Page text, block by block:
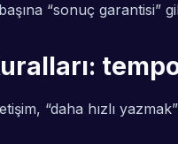
“sonuç
“daha hızlı